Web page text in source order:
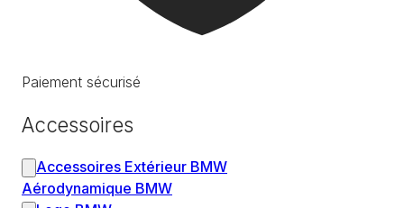
Paiement sécurisé
Accessoires
Accessoires Extérieur BMW
Aérodynamique BMW